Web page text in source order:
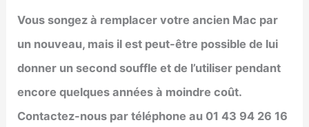
Vous songez à remplacer votre ancien Mac par
un nouveau, mais il est peut-être possible de lui
donner un second souffle et de l’utiliser pendant
encore quelques années à moindre coût.
Contactez-nous par téléphone au 01 43 94 26 16